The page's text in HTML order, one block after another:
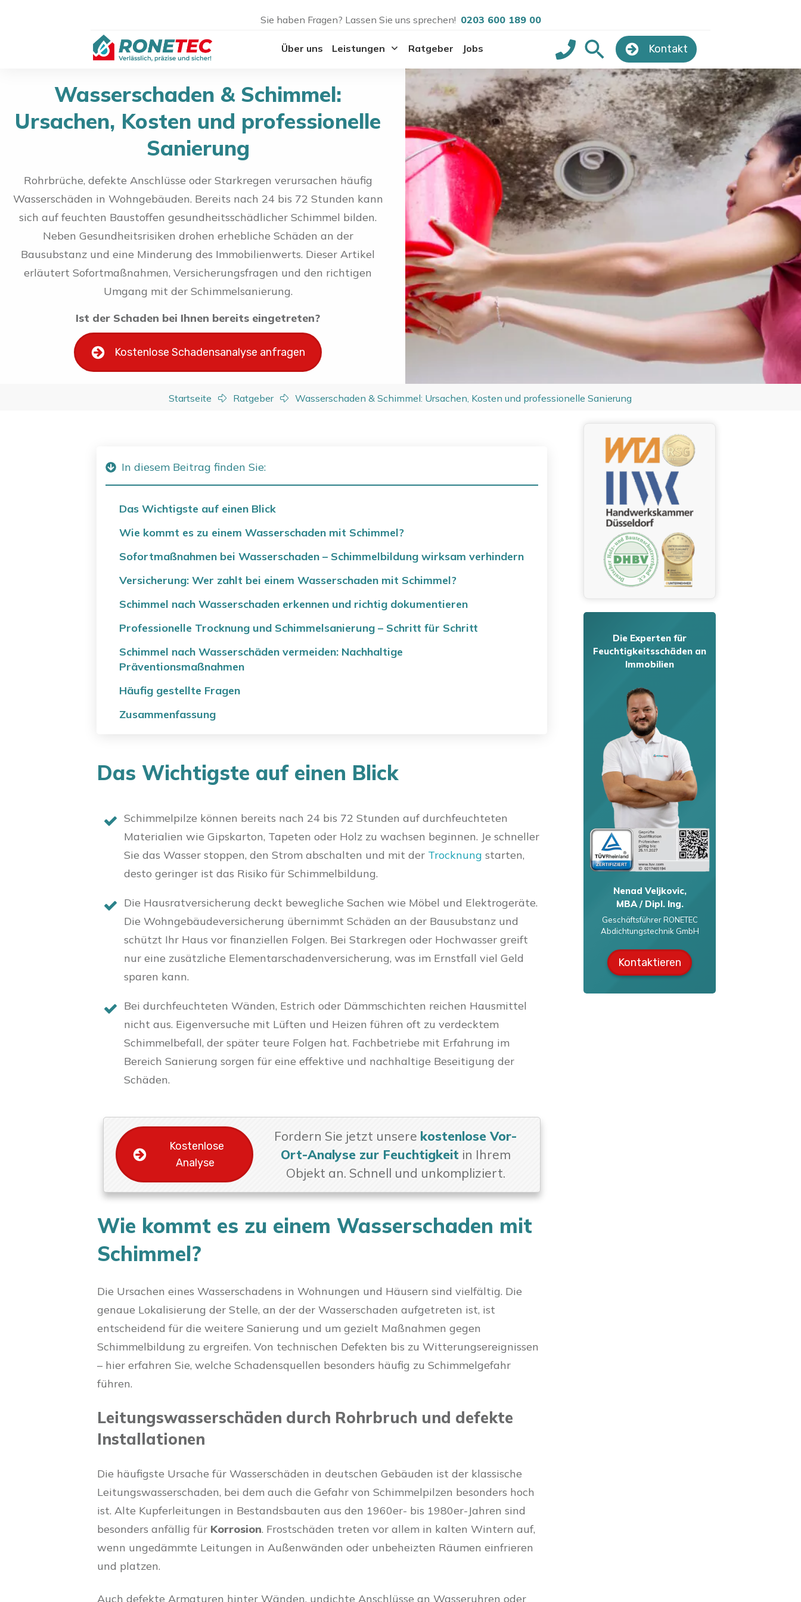
Sie haben Fragen? Lassen Sie uns sprechen! 0203 600 189 00
Kontakt
Über uns Leistungen Ratgeber Jobs
Wasserschaden & Schimmel:
Ursachen, Kosten und professionelle
Sanierung
Rohrbrüche, defekte Anschlüsse oder Starkregen verursachen häufig
Wasserschäden in Wohngebäuden. Bereits nach 24 bis 72 Stunden kann
sich auf feuchten Baustoffen gesundheitsschädlicher Schimmel bilden.
Neben Gesundheitsrisiken drohen erhebliche Schäden an der
Bausubstanz und eine Minderung des Immobilienwerts. Dieser Artikel
erläutert Sofortmaßnahmen, Versicherungsfragen und den richtigen
Umgang mit der Schimmelsanierung.
Ist der Schaden bei Ihnen bereits eingetreten?
Kostenlose Schadensanalyse anfragen
Startseite Ratgeber Wasserschaden & Schimmel: Ursachen, Kosten und professionelle Sanierung
In diesem Beitrag finden Sie:
Das Wichtigste auf einen Blick
Wie kommt es zu einem Wasserschaden mit Schimmel?
Sofortmaßnahmen bei Wasserschaden – Schimmelbildung wirksam verhindern
Versicherung: Wer zahlt bei einem Wasserschaden mit Schimmel?
Schimmel nach Wasserschaden erkennen und richtig dokumentieren
Professionelle Trocknung und Schimmelsanierung – Schritt für Schritt
Schimmel nach Wasserschäden vermeiden: Nachhaltige
Präventionsmaßnahmen
Häufig gestellte Fragen
Zusammenfassung
Das Wichtigste auf einen Blick
Schimmelpilze können bereits nach 24 bis 72 Stunden auf durchfeuchteten
Materialien wie Gipskarton, Tapeten oder Holz zu wachsen beginnen. Je schneller
Sie das Wasser stoppen, den Strom abschalten und mit der Trocknung starten,
desto geringer ist das Risiko für Schimmelbildung.
Die Hausratversicherung deckt bewegliche Sachen wie Möbel und Elektrogeräte.
Die Wohngebäudeversicherung übernimmt Schäden an der Bausubstanz und
schützt Ihr Haus vor finanziellen Folgen. Bei Starkregen oder Hochwasser greift
nur eine zusätzliche Elementarschadenversicherung, was im Ernstfall viel Geld
sparen kann.
Bei durchfeuchteten Wänden, Estrich oder Dämmschichten reichen Hausmittel
nicht aus. Eigenversuche mit Lüften und Heizen führen oft zu verdecktem
Schimmelbefall, der später teure Folgen hat. Fachbetriebe mit Erfahrung im
Bereich Sanierung sorgen für eine effektive und nachhaltige Beseitigung der
Schäden.
Kostenlose
Analyse
Fordern Sie jetzt unsere kostenlose Vor-
Ort-Analyse zur Feuchtigkeit in Ihrem
Objekt an. Schnell und unkompliziert.
Wie kommt es zu einem Wasserschaden mit
Schimmel?
Die Ursachen eines Wasserschadens in Wohnungen und Häusern sind vielfältig. Die
genaue Lokalisierung der Stelle, an der der Wasserschaden aufgetreten ist, ist
entscheidend für die weitere Sanierung und um gezielt Maßnahmen gegen
Schimmelbildung zu ergreifen. Von technischen Defekten bis zu Witterungsereignissen
– hier erfahren Sie, welche Schadensquellen besonders häufig zu Schimmelgefahr
führen.
Leitungswasserschäden durch Rohrbruch und defekte
Installationen
Die häufigste Ursache für Wasserschäden in deutschen Gebäuden ist der klassische
Leitungswasserschaden, bei dem auch die Gefahr von Schimmelpilzen besonders hoch
ist. Alte Kupferleitungen in Bestandsbauten aus den 1960er- bis 1980er-Jahren sind
besonders anfällig für Korrosion. Frostschäden treten vor allem in kalten Wintern auf,
wenn ungedämmte Leitungen in Außenwänden oder unbeheizten Räumen einfrieren
und platzen.
Auch defekte Armaturen hinter Wänden, undichte Anschlüsse an Wasseruhren oder
Die Experten für
Feuchtigkeitsschäden an
Immobilien
Nenad Veljkovic,
MBA / Dipl. Ing.
Geschäftsführer RONETEC
Abdichtungstechnik GmbH
Kontaktieren